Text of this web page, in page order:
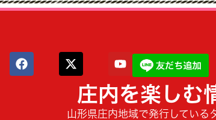
庄内を楽し
山形県庄内地域で発行している